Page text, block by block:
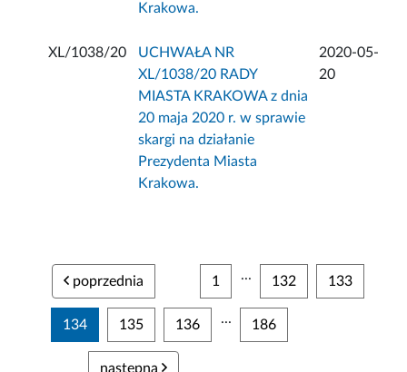
Krakowa.
XL/1038/20
UCHWAŁA NR
XL/1038/20 RADY
MIASTA KRAKOWA z dnia
20 maja 2020 r. w sprawie
skargi na działanie
Prezydenta Miasta
Krakowa.
2020-05-
20
poprzednia 1 ... 132 133
134 135 136 ... 186
następna